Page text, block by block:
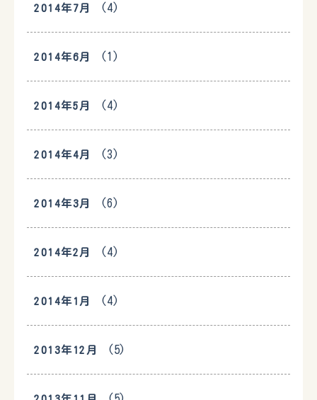
2014年7月 (4)
2014年6月 (1)
2014年5月 (4)
2014年4月 (3)
2014年3月 (6)
2014年2月 (4)
2014年1月 (4)
2013年12月 (5)